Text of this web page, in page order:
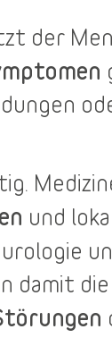
der
und
damit die